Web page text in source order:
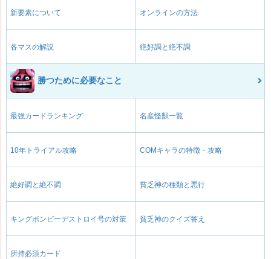
新要素について オンラインの方法
各マスの解説 絶好調と絶不調
勝つために必要なこと
最強カードランキング 名産怪獣一覧
10年トライアル攻略 COMキャラの特徴・攻略
絶好調と絶不調 貧乏神の種類と悪行
キングボンビーデストロイ号の対策 貧乏神のクイズ答え
所持必須カード